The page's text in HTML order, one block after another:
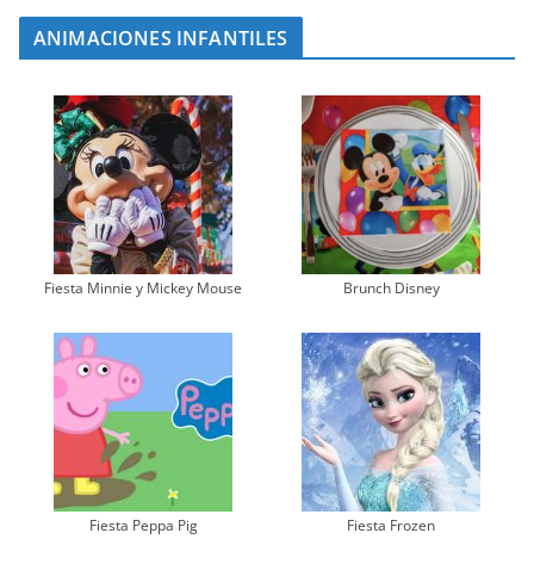
ANIMACIONES INFANTILES
Fiesta Minnie y Mickey Mouse Brunch Disney
Fiesta Peppa Pig Fiesta Frozen